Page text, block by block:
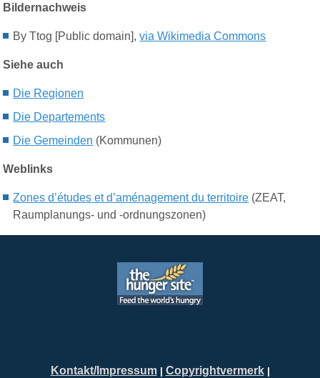
Bildernachweis
By Ttog [Public domain],via Wikimedia Commons
Siehe auch
Die Regionen
Die Departements
Die Gemeinden (Kommunen)
Weblinks
Zones d’études et d’aménagement du territoire (ZEAT,
Raumplanungs- und -ordnungszonen)
Kontakt/Impressum| Copyrightvermerk|